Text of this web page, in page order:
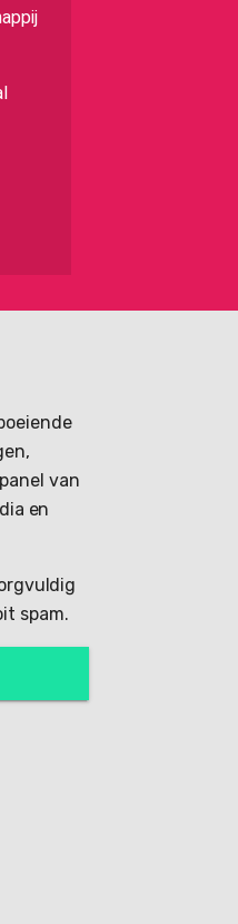
van
en
spam.